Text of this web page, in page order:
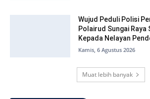
Wujud Peduli Polisi
Polairud Sungai Raya
Kepada Nelayan
Kamis, 6 Agustus 2026
Muat lebih banyak